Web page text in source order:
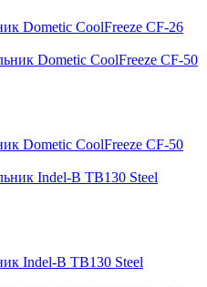
Dometic CoolFreeze CF-26
Dometic CoolFreeze CF-50
Indel-B TB130 Steel